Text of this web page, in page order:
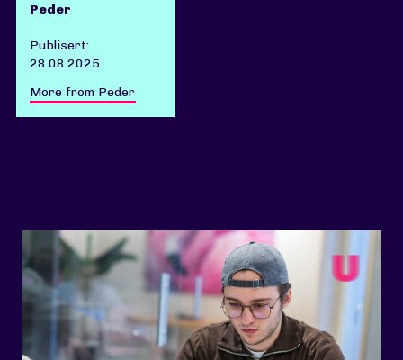
Peder
Publisert:
28.08.2025
More from Peder